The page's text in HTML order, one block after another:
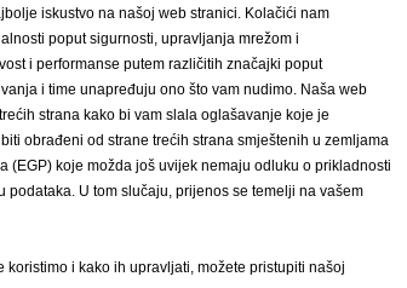
OPEL PARTNERA
uz nadoplatu.
iskustvo na našoj web stranici. Kolačići nam
poput sigurnosti, upravljanja mrežom i
i performanse putem različitih značajki poput
i time unapređuju ono što vam nudimo. Naša web
strana kako bi vam slala oglašavanje koje je
obrađeni od strane trećih strana smještenih u zemljama
(EGP) koje možda još uvijek nemaju odluku o prikladnosti
podataka. U tom slučaju, prijenos se temelji na vašem
i kako ih upravljati, možete pristupiti našoj